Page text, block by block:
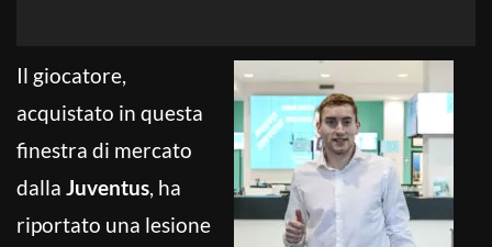
Il giocatore,
acquistato in questa
finestra di mercato
dalla Juventus, ha
riportato una lesione